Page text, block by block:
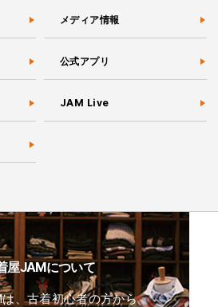
メディア情報
公式アプリ
JAM Live
屋JAMについて
、古着初心者の方から